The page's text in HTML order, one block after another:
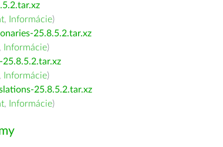
, Informácie)
25.8.5.2.tar.xz
Informácie)
25.8.5.2.tar.xz
Informácie)
25.8.5.2.tar.xz
, Informácie)